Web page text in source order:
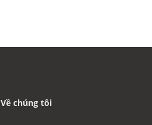
Về chúng tôi